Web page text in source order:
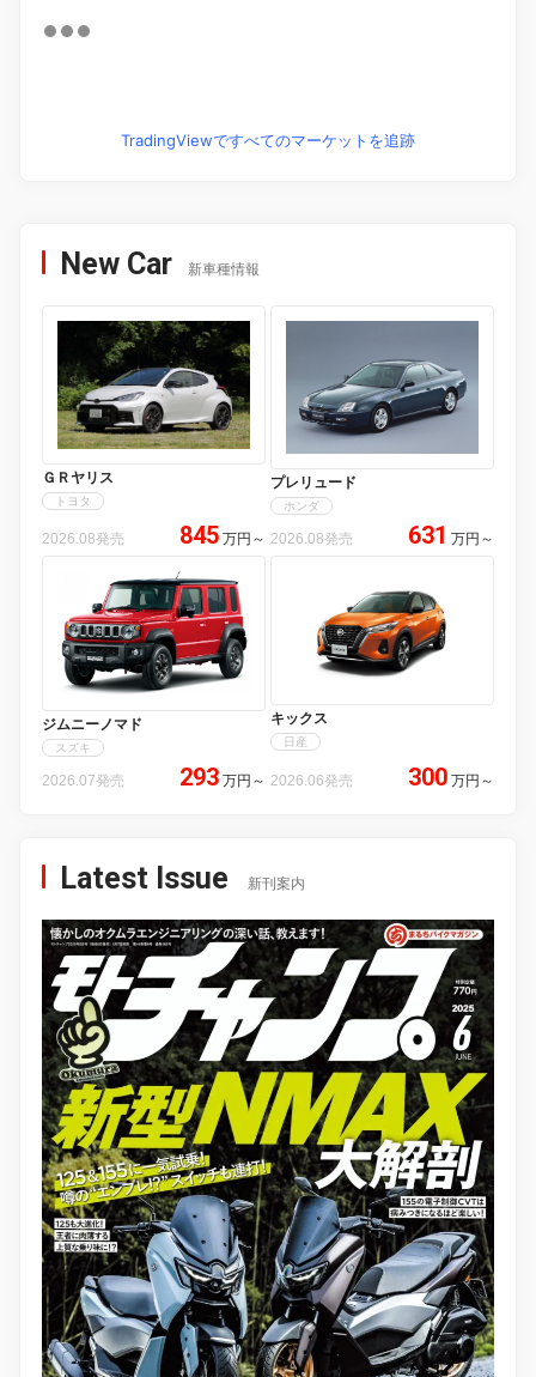
TradingViewですべてのマーケットを追跡
New Car 新車種情報
ＧＲヤリス
トヨタ
2026.08発売 845 万円 ～
プレリュード
ホンダ
2026.08発売 631 万円 ～
ジムニーノマド
スズキ
2026.07発売 293 万円 ～
キックス
日産
2026.06発売 300 万円 ～
Latest Issue 新刊案内